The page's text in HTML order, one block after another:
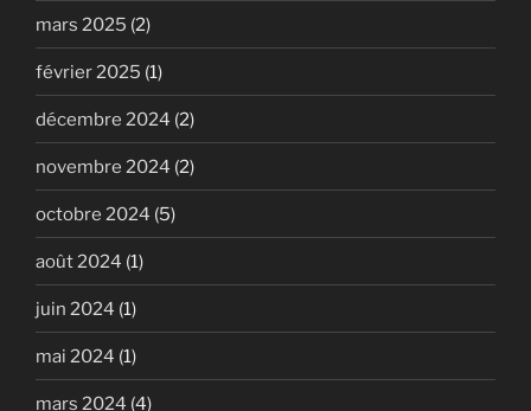
mars 2025 (2)
février 2025 (1)
décembre 2024 (2)
novembre 2024 (2)
octobre 2024 (5)
août 2024 (1)
juin 2024 (1)
mai 2024 (1)
mars 2024 (4)